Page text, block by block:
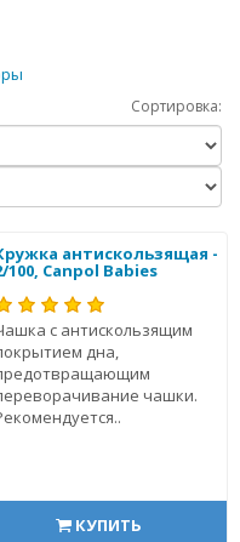
Сортировка:
антискользящая -
100, Canpol Babies
с антискользящим
дна,
чашки.
КУПИТЬ